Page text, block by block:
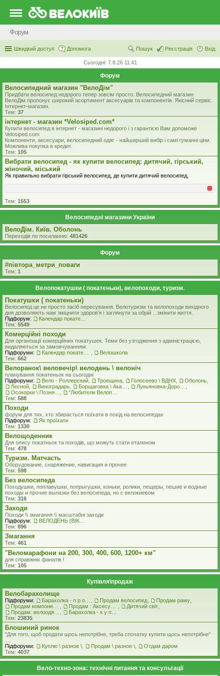
Форум
Швидкий доступ Допомога Вхід
Реєстрація
Пошук
Сьогодні: 7.8.26 11:41
Форум
Велосипедний магазин "ВелоДім"
Придбати велосипед недорого тепер зовсім просто. Велосипедний магазин
ВелоДім пропонує широкий асортимент аксесуарів та компонентів. Якісний сервіс.
Інтернет-магазин.
Тем: 37
iнтернет - магазин *Velosiped.com*
Купити велосипед в інтернет - магазині недорого і з гарантією Вам допоможе
Velosiped.com
Компоненти, аксесуари, велосипедний одяг - найширший вибір і самі гуманні ціни.
Можлива покупка в кредит.
Тем: 105
Вибрати велосипед - як купити велосипед: дитячий, гірський,
жіночий, міський
Як правильно вибрати гірський велосипед, де купити дитячий велосипед,
Тем: 1553
Велосипедні магазини України
ВелоДім. Київ. Оболонь
Переходів по посиланню: 481426
Форум
#‎пiвтора_метри_поваги‬
Тем: 1
Велопокатушки ( покатеньки), велопоходи, туризм.
Покатушки ( покатеньки)
Велосипед це не просто засіб пересування. Велотуризм та велопоходи вихідного
дня дозволяють нам зміцнити здоров'я і заглянути за обрій ...змінити життя.
Підфорум:
Тем: 5549
Комерцiйнi походи
Для організації комерційних покатушек. Теми без узгодження з адміністрацією,
видаляються за замовчуванням.
Підфоруми:
Велошкола
Тем: 662
Велоранок\ веловечір\ велодень \ велоніч
планування покатеньок на сьогодні
Підфоруми:
Вело - Роллерский Троещина Голосеево \ ВДНХ Оболонь
Лесной
Виноградарь
Тем: 588
Походи
форум для тих, хто збирається поїхати в похід на велосипедах
Підфорум:
Як проїхати
Тем: 1330
Велощоденник
Для опису покатньок та походів, що можуть стати еталоном
Тем: 478
Туризм. Матчасть
Оборудование, снаряжение, навигация и прочее
Тем: 598
Без велосипеда
Походушки, поплавушки, попрыгушки, коньки, ролики, пещеры, пешие и водные
походы и прочие вылазки без велосипеда, но с велокиевом
Тем: 316
Заходи
Походи \\ змагання \\ масштабні заходи
Підфорум:
Тем: 896
Змагання
Тем: 461
"Веломарафони на 200, 300, 400, 600, 1200+ км"
для справжнiх фанатiв !
Тем: 105
Купівля\продаж
Велобарахолище
Підфоруми: Продам велосипед Продам раму
Дитячий світ
Тем: 23835
Блошиний ринок
"Для того, щоб продати щось непотрібне, треба спочатку купити щось непотрібне"
Підфоруми:
Куплю \ разное \ Продам \ разное \
Отдам даром
Тем: 4037
Вело-техно-зона: технічні питання та консультації